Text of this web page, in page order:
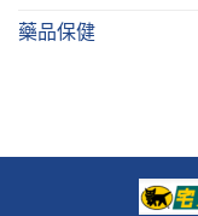
藥品保健